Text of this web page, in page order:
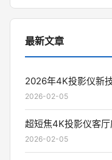
最新文章
2026年4K投影仪新
2026-02-05
超短焦4K投影仪客
2026-02-05